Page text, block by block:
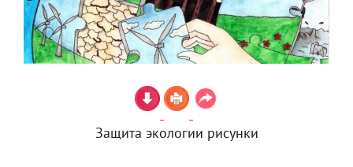
Защита экологии рисунки